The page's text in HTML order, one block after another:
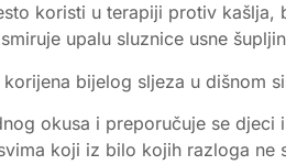
koristi u terapiji protiv
upalu sluznice usne
korijena bijelog sljeza u dišnom
okusa i preporučuje se
koji iz bilo kojih razloga ne